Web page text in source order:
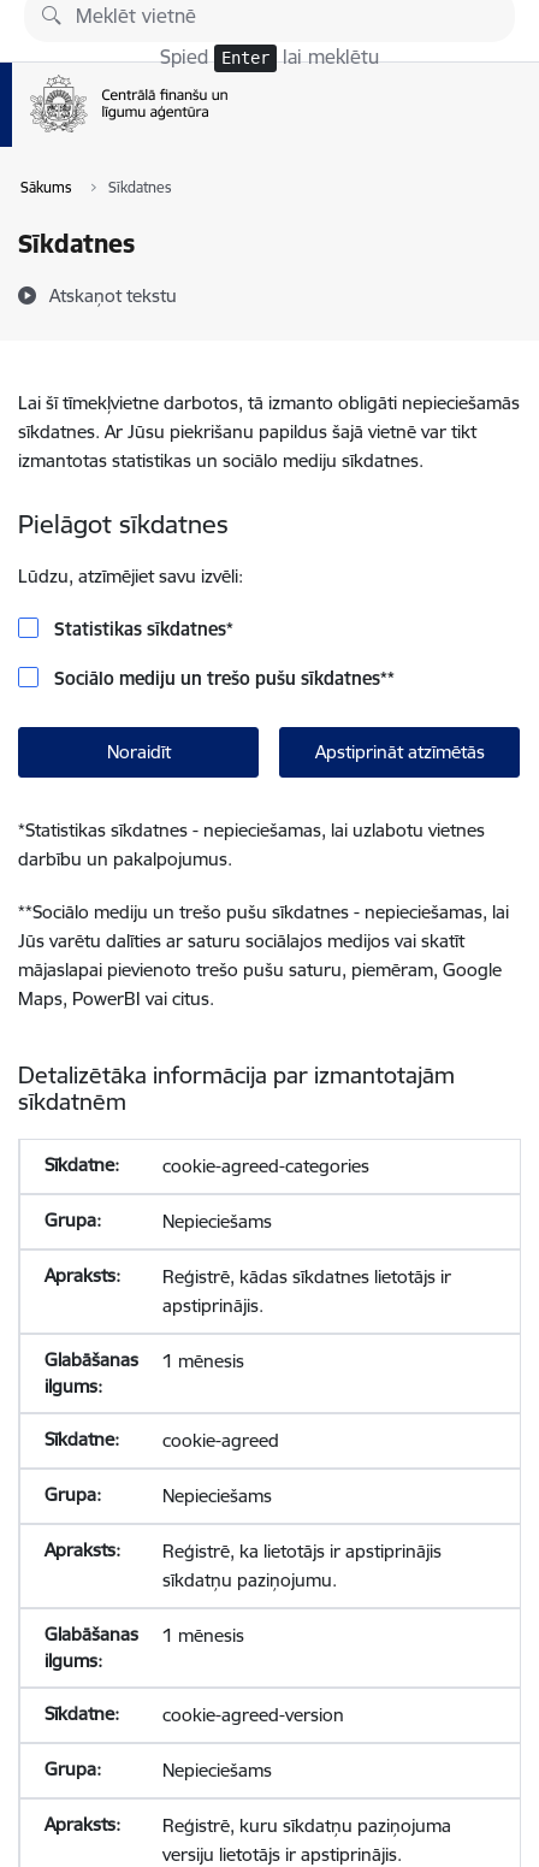
Pāriet uz lapas saturu
Spied Enter lai meklētu
Sākums Sīkdatnes
Sīkdatnes
Atskaņot tekstu
Lai šī tīmekļvietne darbotos, tā izmanto obligāti nepieciešamās
sīkdatnes. Ar Jūsu piekrišanu papildus šajā vietnē var tikt
izmantotas statistikas un sociālo mediju sīkdatnes.
Pielāgot sīkdatnes
Lūdzu, atzīmējiet savu izvēli:
Statistikas sīkdatnes*
Sociālo mediju un trešo pušu sīkdatnes**
Noraidīt Apstiprināt atzīmētās
*Statistikas sīkdatnes - nepieciešamas, lai uzlabotu vietnes
darbību un pakalpojumus.
**Sociālo mediju un trešo pušu sīkdatnes - nepieciešamas, lai
Jūs varētu dalīties ar saturu sociālajos medijos vai skatīt
mājaslapai pievienoto trešo pušu saturu, piemēram, Google
Maps, PowerBI vai citus.
Detalizētāka informācija par izmantotajām
sīkdatnēm
cookie-agreed-categories
Nepieciešams
Reģistrē, kādas sīkdatnes lietotājs ir
apstiprinājis.
1 mēnesis
cookie-agreed
Nepieciešams
Reģistrē, ka lietotājs ir apstiprinājis
sīkdatņu paziņojumu.
1 mēnesis
cookie-agreed-version
Nepieciešams
Reģistrē, kuru sīkdatņu paziņojuma
versiju lietotājs ir apstiprinājis.